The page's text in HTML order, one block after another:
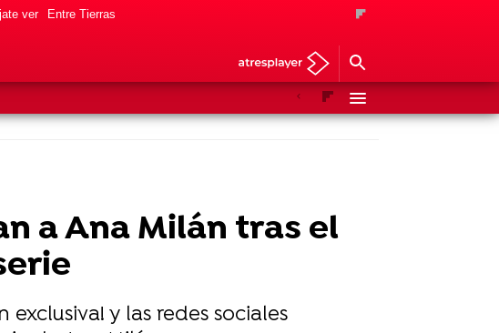
ver Entre Tierras
AnteriorSiguiente
a Ana Milán tras el
exclusiva! y las redes sociales